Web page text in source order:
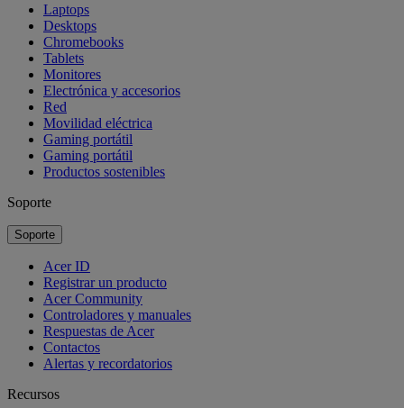
Laptops
Desktops
Chromebooks
Tablets
Monitores
Electrónica y accesorios
Red
Movilidad eléctrica
Gaming portátil
Gaming portátil
Productos sostenibles
Soporte
Soporte
Acer ID
Registrar un producto
Acer Community
Controladores y manuales
Respuestas de Acer
Contactos
Alertas y recordatorios
Recursos